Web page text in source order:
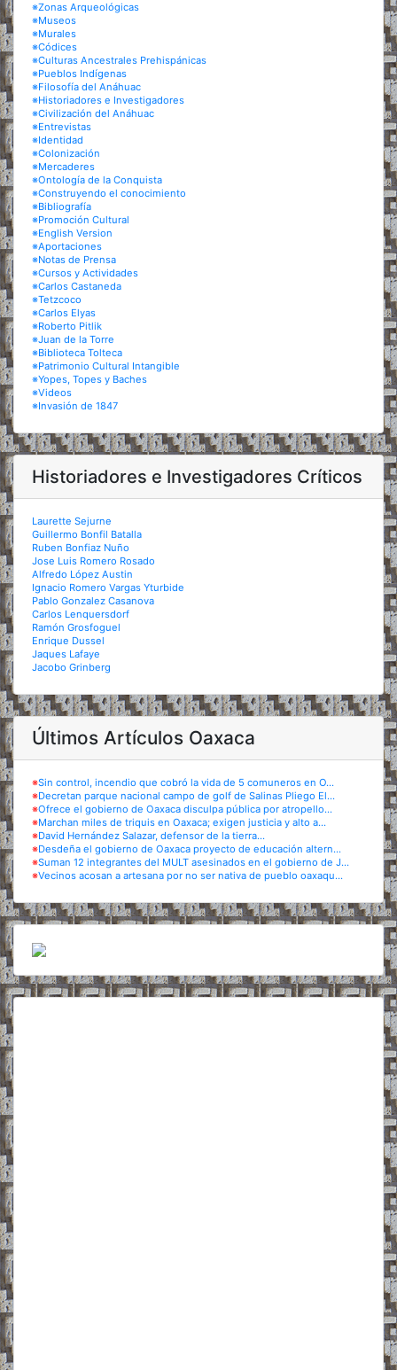
※Zonas Arqueológicas
※Museos
※Murales
※Códices
※Culturas Ancestrales Prehispánicas
※Pueblos Indígenas
※Filosofía del Anáhuac
※Historiadores e Investigadores
※Civilización del Anáhuac
※Entrevistas
※Identidad
※Colonización
※Mercaderes
※Ontología de la Conquista
※Construyendo el conocimiento
※Bibliografía
※Promoción Cultural
※English Version
※Aportaciones
※Notas de Prensa
※Cursos y Actividades
※Carlos Castaneda
※Tetzcoco
※Carlos Elyas
※Roberto Pitlik
※Juan de la Torre
※Biblioteca Tolteca
※Patrimonio Cultural Intangible
※Yopes, Topes y Baches
※Videos
※Invasión de 1847
Historiadores e Investigadores Críticos
Laurette Sejurne
Guillermo Bonfil Batalla
Ruben Bonfiaz Nuño
Jose Luis Romero Rosado
Alfredo López Austin
Ignacio Romero Vargas Yturbide
Pablo Gonzalez Casanova
Carlos Lenquersdorf
Ramón Grosfoguel
Enrique Dussel
Jaques Lafaye
Jacobo Grinberg
Últimos Artículos Oaxaca
※Sin control, incendio que cobró la vida de 5 comuneros en O...
※Decretan parque nacional campo de golf de Salinas Pliego El...
※Ofrece el gobierno de Oaxaca disculpa pública por atropello...
※Marchan miles de triquis en Oaxaca; exigen justicia y alto a...
※David Hernández Salazar, defensor de la tierra...
※Desdeña el gobierno de Oaxaca proyecto de educación altern...
※Suman 12 integrantes del MULT asesinados en el gobierno de J...
※Vecinos acosan a artesana por no ser nativa de pueblo oaxaqu...